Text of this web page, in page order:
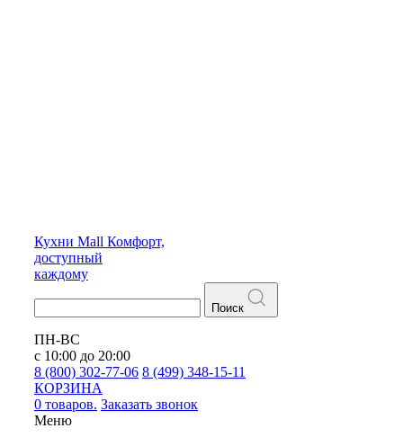
Кухни Mall Комфорт,
доступный
каждому
Поиск
ПН-ВС
с 10:00 до 20:00
8 (800) 302-77-06 8 (499) 348-15-11
КОРЗИНА
0 товаров. Заказать звонок
Меню